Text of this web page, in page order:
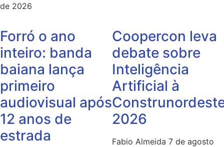
de 2026
Forró o ano
inteiro: banda
baiana lança
primeiro
audiovisual após
12 anos de
estrada
Coopercon leva
debate sobre
Inteligência
Artificial à
2026
Fabio Almeida 7 de agosto